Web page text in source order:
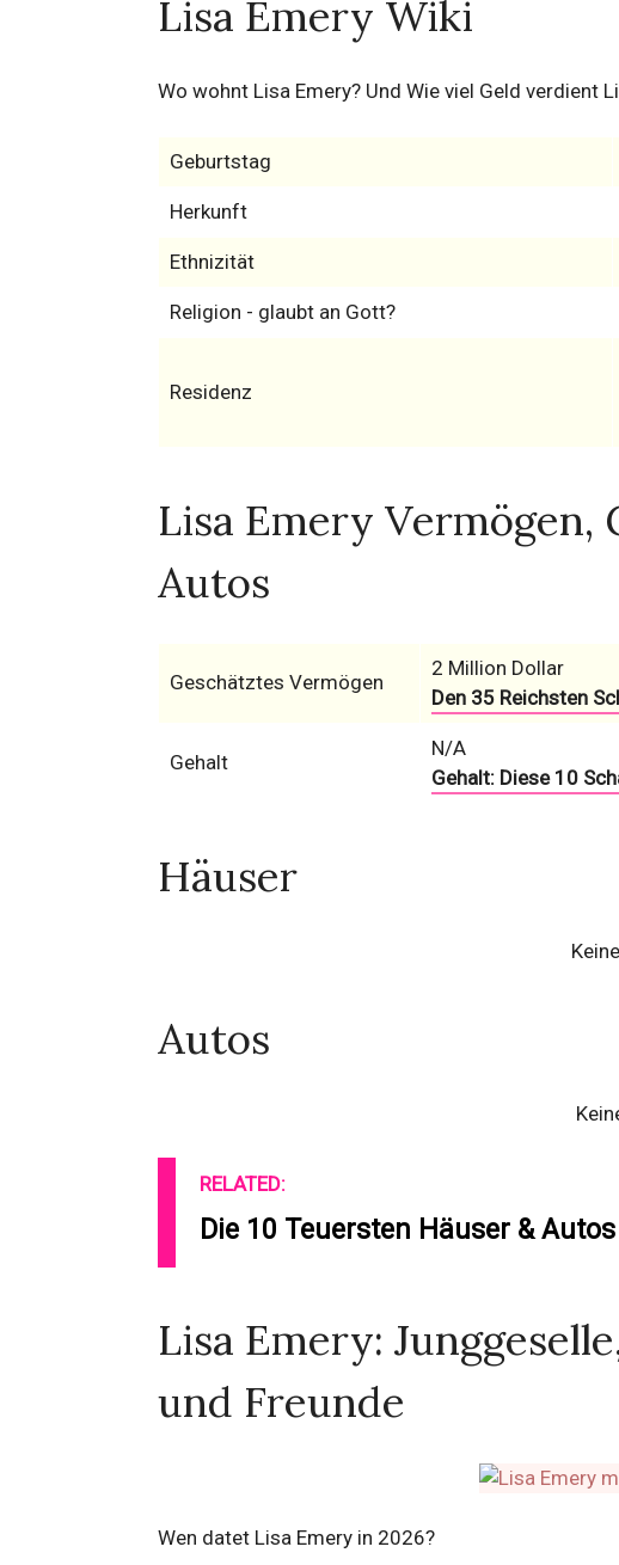
Lisa Emery Wiki
Wo wohnt Lisa Emery? Und Wie viel Geld verdient
Geburtstag
Herkunft
Ethnizität
Religion - glaubt an Gott?
Residenz
Lisa Emery Vermögen,
Autos
Geschätztes Vermögen
2 Million Dollar
Den 35 Reichsten
Gehalt
N/A
Gehalt: Diese 10
Häuser
Autos
RELATED:
Die 10 Teuersten Häuser &
Lisa Emery:
und Freunde
Wen datet Lisa Emery in 2026?